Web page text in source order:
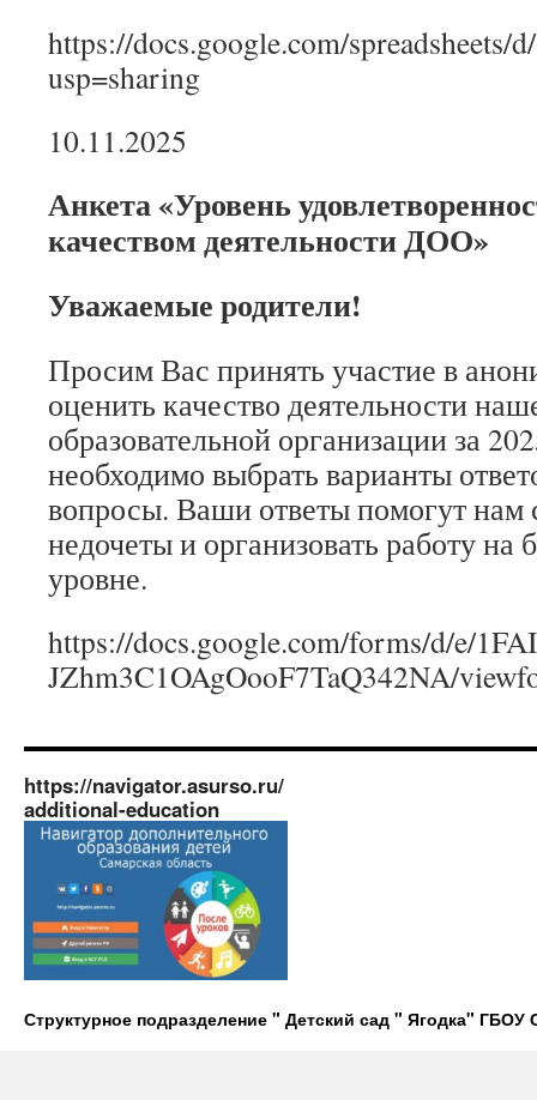
https://docs.google.com/
usp=sharing
10.11.2025
Анкета «Уровень
качеством деятельности ДОО»
Уважаемые родители!
Просим Вас принять участие в
оценить качество деятельности
образовательной организации за
необходимо выбрать варианты
вопросы. Ваши ответы помогут нам
недочеты и организовать работу на
уровне.
https://docs.google.com/forms/d/e/
JZhm3C1OAgOooF7TaQ342NA/
https://navigator.asurso.ru/
additional-education
Структурное подразделение " Детский сад " Ягодка"